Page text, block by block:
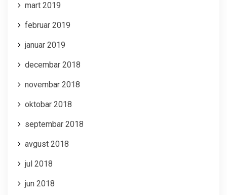
mart 2019
februar 2019
januar 2019
decembar 2018
novembar 2018
oktobar 2018
septembar 2018
avgust 2018
jul 2018
jun 2018